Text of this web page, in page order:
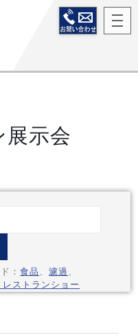
示会
：食品、濾過、
ストランショー